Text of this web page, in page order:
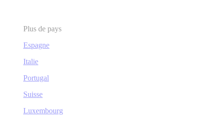
Plus de pays
Espagne
Italie
Portugal
Suisse
Luxembourg